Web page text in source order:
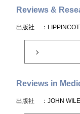
Reviews &
出版社 ：
Reviews in
出版社 ：JOHN